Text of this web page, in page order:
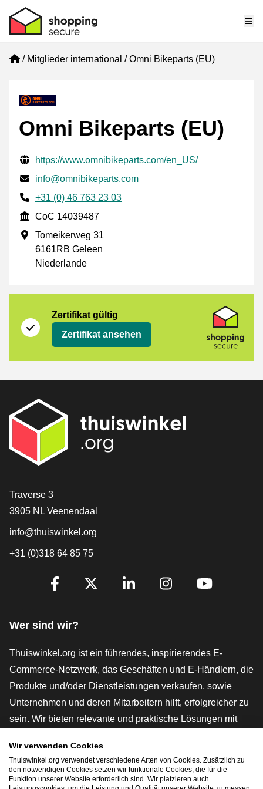
Home
Mitglieder international Omni Bikeparts (EU)
Omni Bikeparts (EU)
Geprüfte Kontaktinformationen
Website URL
https://www.omnibikeparts.com/en_US/
E-mail
info@omnibikeparts.com
Phone number
+31 (0) 46 763 23 03
CoC
CoC 14039487
Geschäftsadresse
Tomeikerweg 31
6161RB Geleen
Niederlande
Zertifikat gültig
Zertifikat ansehen
[_General:Contact]
Traverse 3
3905 NL Veenendaal
info@thuiswinkel.org
+31 (0)318 64 85 75
[_General:SocialMediaTitle]
Wer sind wir?
Thuiswinkel.org ist ein führendes, inspirierendes E-
Commerce-Netzwerk, das Geschäften und E-Händlern, die
Produkte und/oder Dienstleistungen verkaufen, sowie
Unternehmen und deren Mitarbeitern hilft, erfolgreicher zu
sein. Wir bieten relevante und praktische Lösungen mit
rechtlichen Instrumenten und Beratung,
Interessenvertretung, Marktforschung und verfügen über
eine eigene Bildungsplattform, die Thuiswinkel e-
Wir verwenden Cookies
Thuiswinkel.org verwendet verschiedene Arten von Cookies. Zusätzlich zu
den notwendigen Cookies setzen wir funktionale Cookies, die für die
Funktion unserer Website erforderlich sind. Wir platzieren auch